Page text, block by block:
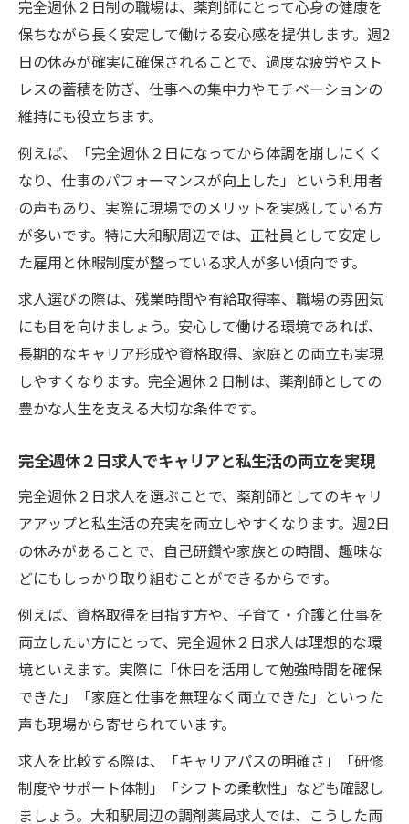
完全週休２日制の職場は、薬剤師にとって心身の健康を
保ちながら長く安定して働ける安心感を提供します。週2
日の休みが確実に確保されることで、過度な疲労やスト
レスの蓄積を防ぎ、仕事への集中力やモチベーションの
維持にも役立ちます。
例えば、「完全週休２日になってから体調を崩しにくく
なり、仕事のパフォーマンスが向上した」という利用者
の声もあり、実際に現場でのメリットを実感している方
が多いです。特に大和駅周辺では、正社員として安定し
た雇用と休暇制度が整っている求人が多い傾向です。
求人選びの際は、残業時間や有給取得率、職場の雰囲気
にも目を向けましょう。安心して働ける環境であれば、
長期的なキャリア形成や資格取得、家庭との両立も実現
しやすくなります。完全週休２日制は、薬剤師としての
豊かな人生を支える大切な条件です。
完全週休２日求人でキャリアと私生活の両立を実現
完全週休２日求人を選ぶことで、薬剤師としてのキャリ
アアップと私生活の充実を両立しやすくなります。週2日
の休みがあることで、自己研鑽や家族との時間、趣味な
どにもしっかり取り組むことができるからです。
例えば、資格取得を目指す方や、子育て・介護と仕事を
両立したい方にとって、完全週休２日求人は理想的な環
境といえます。実際に「休日を活用して勉強時間を確保
できた」「家庭と仕事を無理なく両立できた」といった
声も現場から寄せられています。
求人を比較する際は、「キャリアパスの明確さ」「研修
制度やサポート体制」「シフトの柔軟性」なども確認し
ましょう。大和駅周辺の調剤薬局求人では、こうした両